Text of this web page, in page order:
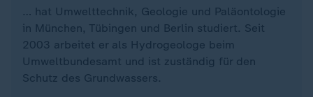
… hat Umwelttechnik, Geologie und Paläontologie
in München, Tübingen und Berlin studiert. Seit
2003 arbeitet er als Hydrogeologe beim
Umweltbundesamt und ist zuständig für den
Schutz des Grundwassers.